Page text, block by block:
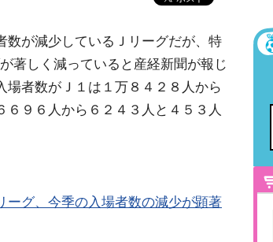
数が減少しているＪリーグだが、特
著しく減っていると産経新聞が報じ
者数がＪ１は１万８４２８人から
６９６人から６２４３人と４５３人
グ、今季の入場者数の減少が顕著